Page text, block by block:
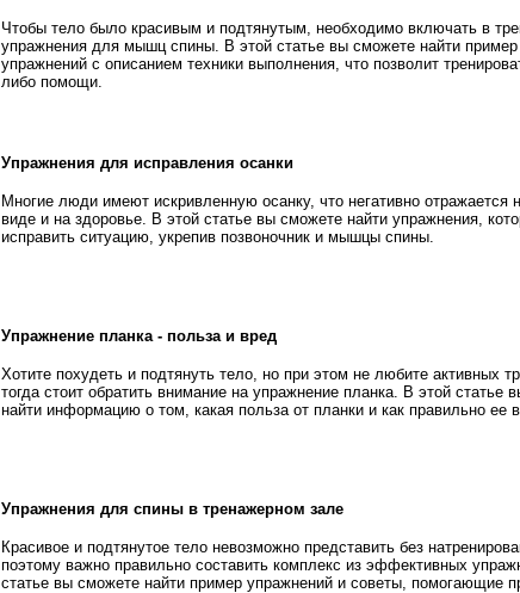
Чтобы тело было красивым и подтянутым, необходимо включать в
упражнения для мышц спины. В этой статье вы сможете найти
упражнений с описанием техники выполнения, что позволит
либо помощи.
Упражнения для исправления осанки
Многие люди имеют искривленную осанку, что негативно отражается
виде и на здоровье. В этой статье вы сможете найти упражнения,
исправить ситуацию, укрепив позвоночник и мышцы спины.
Упражнение планка - польза и вред
Хотите похудеть и подтянуть тело, но при этом не любите активных
тогда стоит обратить внимание на упражнение планка. В этой статье
найти информацию о том, какая польза от планки и как правильно ее
Упражнения для спины в тренажерном зале
Красивое и подтянутое тело невозможно представить без
поэтому важно правильно составить комплекс из эффективных
статье вы сможете найти пример упражнений и советы, помогающие